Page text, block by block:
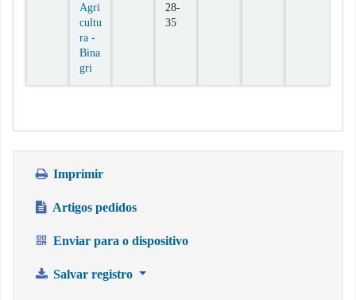
Agri
cultu
ra -
Bina
gri
28-
35
Imprimir
Artigos pedidos
Enviar para o dispositivo
Salvar registro